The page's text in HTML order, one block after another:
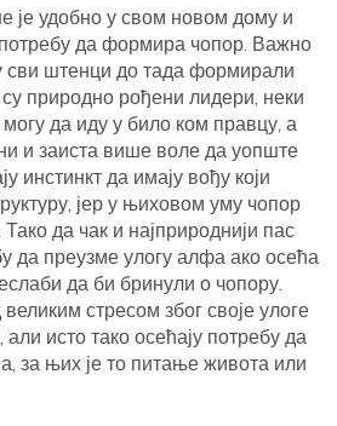
је удобно у свом новом дому и
да формира чопор. Важно
сви штенци до тада формирали
природно рођени лидери, неки
да иду у било ком правцу, а
и заиста више воле да уопште
инстинкт да имају вођу који
јер у њиховом уму чопор
да чак и најприроднији пас
да преузме улогу алфа ако осећа
да би бринули о чопору.
стресом због своје улоге
али исто тако осећају потребу да
за њих је то питање живота или